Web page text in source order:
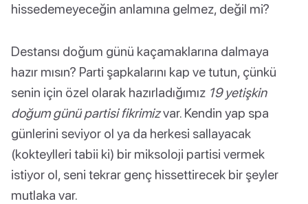
hissedemeyeceğin anlamına gelmez, değil mi?
Destansı doğum günü kaçamaklarına dalmaya
hazır mısın? Parti şapkalarını kap ve tutun, çünkü
senin için özel olarak hazırladığımız 19 yetişkin
doğum günü partisi fikrimizvar. Kendin yap spa
günlerini seviyor ol ya da herkesi sallayacak
(kokteylleri tabii ki) bir miksoloji partisi vermek
istiyor ol, seni tekrar genç hissettirecek bir şeyler
mutlaka var.